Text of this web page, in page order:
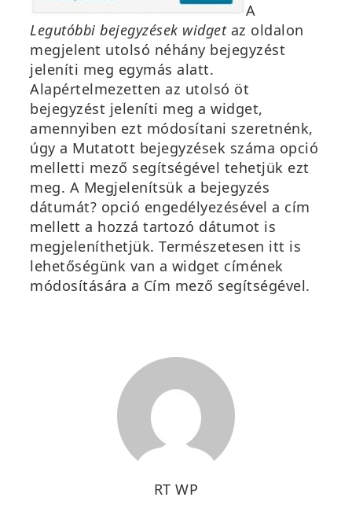
A
Legutóbbi bejegyzések widget az oldalon
megjelent utolsó néhány bejegyzést
jeleníti meg egymás alatt.
Alapértelmezetten az utolsó öt
bejegyzést jeleníti meg a widget,
amennyiben ezt módosítani szeretnénk,
úgy a Mutatott bejegyzések száma opció
melletti mező segítségével tehetjük ezt
meg. A Megjelenítsük a bejegyzés
dátumát? opció engedélyezésével a cím
mellett a hozzá tartozó dátumot is
megjeleníthetjük. Természetesen itt is
lehetőségünk van a widget címének
módosítására a Cím mező segítségével.
RT WP